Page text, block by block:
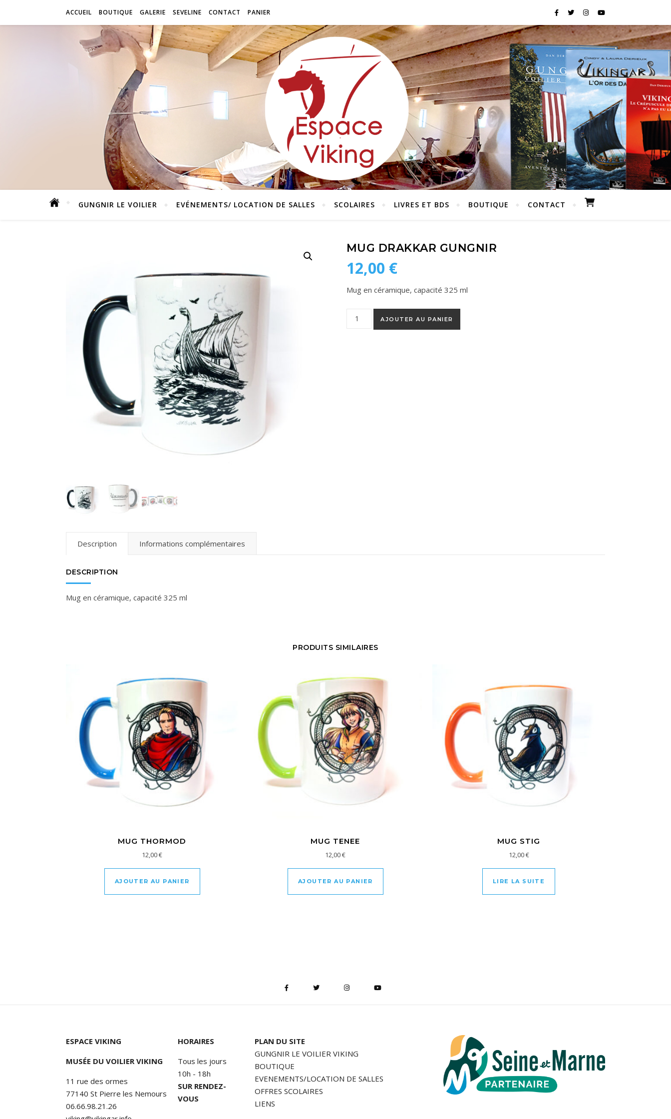
ACCUEIL BOUTIQUE GALERIE SEVELINE CONTACT PANIER
GUNGNIR LE VOILIER EVÉNEMENTS/ LOCATION DE SALLES SCOLAIRES LIVRES ET BDS BOUTIQUE CONTACT
MUG DRAKKAR GUNGNIR
12,00 €
Mug en céramique, capacité 325 ml
quantité de Mug Drakkar Gungnir
AJOUTER AU PANIER
Description Informations complémentaires
DESCRIPTION
Mug en céramique, capacité 325 ml
PRODUITS SIMILAIRES
MUG THORMOD
12,00€
AJOUTER AU PANIER
MUG TENEE
12,00€
AJOUTER AU PANIER
MUG STIG
12,00€
LIRE LA SUITE
ESPACE VIKING
MUSÉE DU VOILIER VIKING
11 rue des ormes
77140 St Pierre les Nemours
06.66.98.21.26
HORAIRES
Tous les jours
10h - 18h
SUR RENDEZ-
VOUS
PLAN DU SITE
GUNGNIR LE VOILIER VIKING
BOUTIQUE
EVENEMENTS/LOCATION DE SALLES
OFFRES SCOLAIRES
LIENS